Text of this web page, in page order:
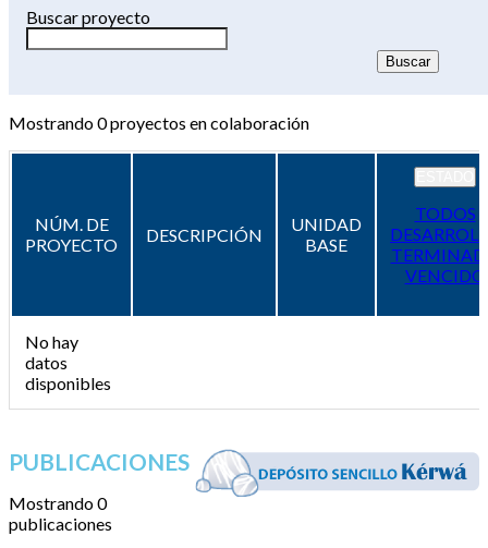
Buscar proyecto
Mostrando0proyectos en colaboración
NÚM. DE
PROYECTO
DESCRIPCIÓN
UNIDAD
BASE
TODOS
VENCIDO
No hay
datos
disponibles
PUBLICACIONES
Mostrando 0
publicaciones